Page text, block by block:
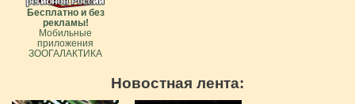
Бесплатно и без
рекламы!
Мобильные
приложения
ЗООГАЛАКТИКА
Новостная лента: